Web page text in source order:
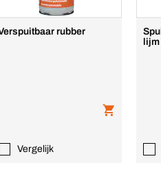
rubber
Vergelijk
lijm